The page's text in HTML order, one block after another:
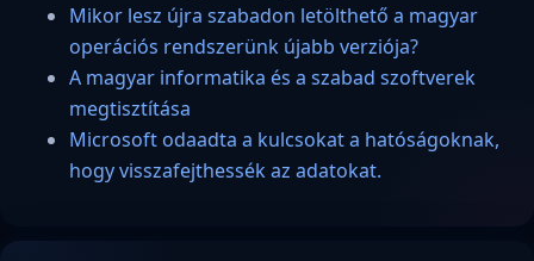
Mikor lesz újra szabadon letölthető a magyar
operációs rendszerünk újabb verziója?
A magyar informatika és a szabad szoftverek
megtisztítása
Microsoft odaadta a kulcsokat a hatóságoknak,
hogy visszafejthessék az adatokat.